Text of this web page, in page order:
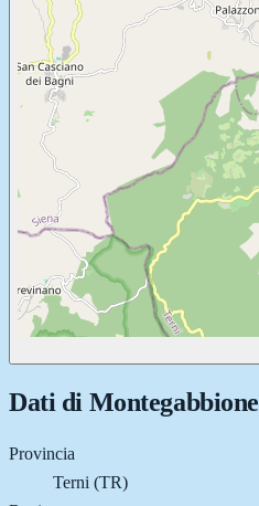
Dati di Montegabbione
Provincia
Terni (TR)